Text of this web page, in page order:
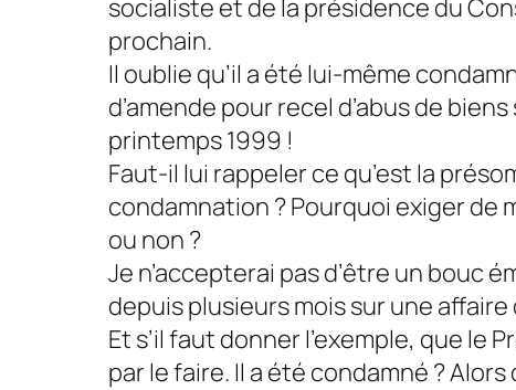
socialiste et de la présidence du
prochain.
Il oublie qu’il a été lui-même
d’amende pour recel d’abus de
printemps 1999 !
Faut-il lui rappeler ce qu’est la
condamnation ? Pourquoi exiger de
ou non ?
Je n’accepterai pas d’être un bouc
depuis plusieurs mois sur une
Et s’il faut donner l’exemple, que
par le faire. Il a été condamné ? Alors